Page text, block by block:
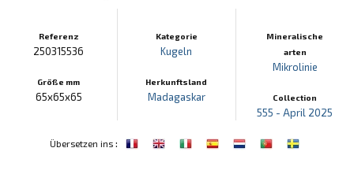
Referenz
250315536
Größe mm
65x65x65
Kategorie
Kugeln
Herkunftsland
Madagaskar
Mineralische
arten
Mikrolinie
Collection
555 - April 2025
Übersetzen ins: